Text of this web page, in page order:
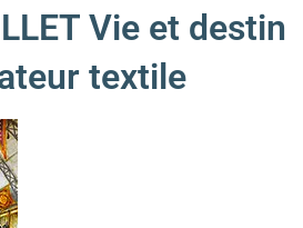
Vie et destin
textile